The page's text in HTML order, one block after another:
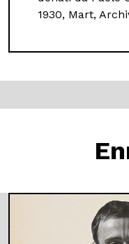
1930, Mart,